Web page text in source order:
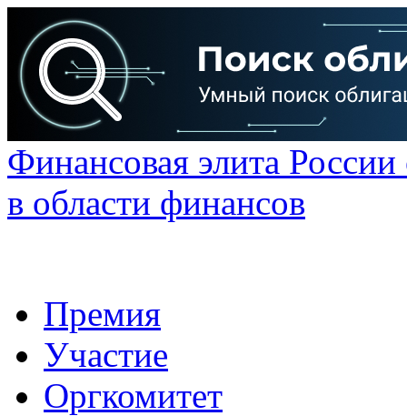
Финансовая элита
в области финансов
Премия
Участие
Оргкомитет